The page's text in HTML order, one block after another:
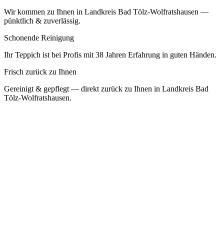
Wir kommen zu Ihnen in Landkreis Bad Tölz-Wolfratshausen —
pünktlich & zuverlässig.
Schonende Reinigung
Ihr Teppich ist bei Profis mit 38 Jahren Erfahrung in guten Händen.
Frisch zurück zu Ihnen
Gereinigt & gepflegt — direkt zurück zu Ihnen in Landkreis Bad
Tölz-Wolfratshausen.